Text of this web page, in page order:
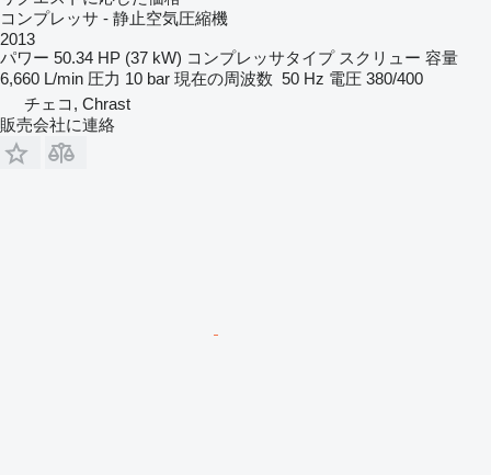
コンプレッサ - 静止空気圧縮機
2013
パワー 50.34 HP (37 kW) コンプレッサタイプ スクリュー 容量
6,660 L/min 圧力 10 bar 現在の周波数 50 Hz 電圧 380/400
チェコ, Chrast
販売会社に連絡